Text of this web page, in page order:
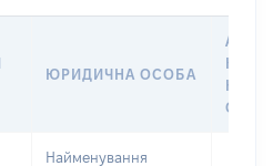
ЮРИДИЧНА ОСОБА
Найменування